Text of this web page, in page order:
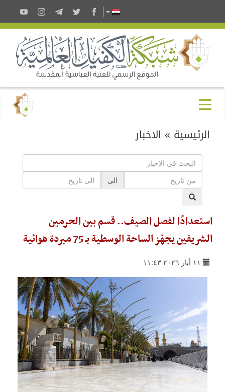
الرئيسية » الاخبار
الى
استعدادًا لفصل الصيف.. قسم بين الحرمين
الشريفين يجهّز الساحة الوسطية بـ 75 مبردة هوائية
١١ أيار ٢٠٢٦ ١١:٤٣